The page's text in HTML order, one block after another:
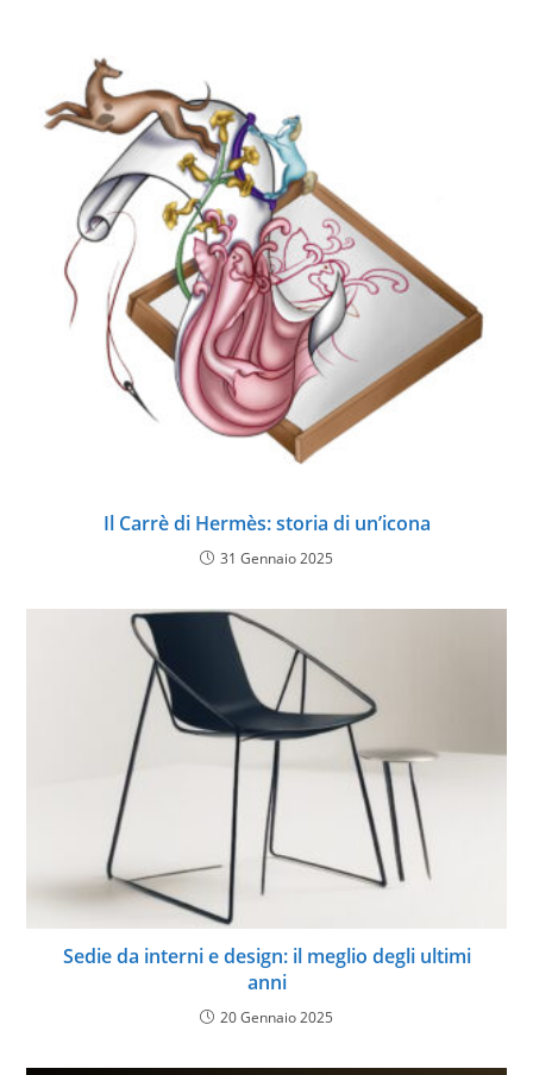
Il Carrè di Hermès: storia di un’icona
31 Gennaio 2025
Sedie da interni e design: il meglio degli ultimi
anni
20 Gennaio 2025